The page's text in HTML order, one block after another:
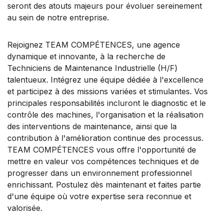
seront des atouts majeurs pour évoluer sereinement
au sein de notre entreprise.
Rejoignez TEAM COMPÉTENCES, une agence
dynamique et innovante, à la recherche de
Techniciens de Maintenance Industrielle (H/F)
talentueux. Intégrez une équipe dédiée à l'excellence
et participez à des missions variées et stimulantes. Vos
principales responsabilités incluront le diagnostic et le
contrôle des machines, l'organisation et la réalisation
des interventions de maintenance, ainsi que la
contribution à l'amélioration continue des processus.
TEAM COMPÉTENCES vous offre l'opportunité de
mettre en valeur vos compétences techniques et de
progresser dans un environnement professionnel
enrichissant. Postulez dès maintenant et faites partie
d'une équipe où votre expertise sera reconnue et
valorisée.